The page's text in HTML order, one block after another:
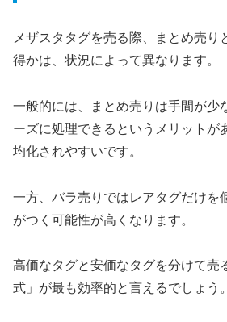
メザスタタグを売る際、まとめ売り
得かは、状況によって異なります。
一般的には、まとめ売りは手間が少
ーズに処理できるというメリットが
均化されやすいです。
一方、バラ売りではレアタグだけを
がつく可能性が高くなります。
高価なタグと安価なタグを分けて売
式」が最も効率的と言えるでしょう。